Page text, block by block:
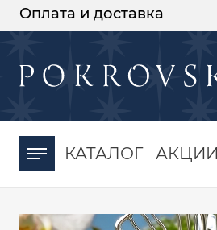
Оплата и доставка
КАТАЛОГ АКЦИИ
-30%
момента оплаты